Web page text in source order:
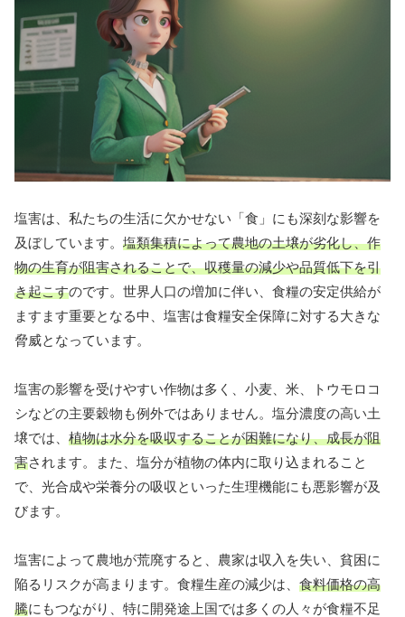
塩害は、私たちの生活に欠かせない「食」にも深刻な影響を
及ぼしています。 塩類集積によって農地の土壌が劣化し、作
物の生育が阻害されることで、収穫量の減少や品質低下を引
き起こすのです。世界人口の増加に伴い、食糧の安定供給が
ますます重要となる中、塩害は食糧安全保障に対する大きな
脅威となっています。
塩害の影響を受けやすい作物は多く、小麦、米、トウモロコ
シなどの主要穀物も例外ではありません。塩分濃度の高い土
壌では、 植物は水分を吸収することが困難になり、成長が阻
害されます。また、塩分が植物の体内に取り込まれること
で、光合成や栄養分の吸収といった生理機能にも悪影響が及
びます。
塩害によって農地が荒廃すると、農家は収入を失い、貧困に
陥るリスクが高まります。食糧生産の減少は、 食料価格の高
騰にもつながり、特に開発途上国では多くの人々が食糧不足